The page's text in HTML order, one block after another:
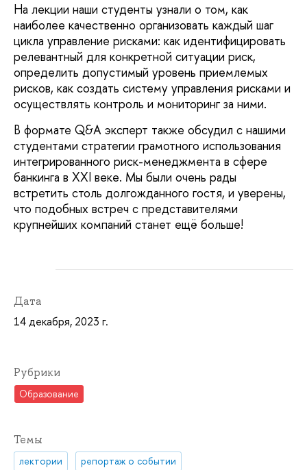
На лекции наши студенты узнали о том, как
наиболее качественно организовать каждый шаг
цикла управление рисками: как идентифицировать
релевантный для конкретной ситуации риск,
определить допустимый уровень приемлемых
рисков, как создать систему управления рисками и
осуществлять контроль и мониторинг за ними.
В формате Q&A эксперт также обсудил с нашими
студентами стратегии грамотного использования
интегрированного риск-менеджмента в сфере
банкинга в XXI веке. Мы были очень рады
встретить столь долгожданного гостя, и уверены,
что подобных встреч с представителями
крупнейших компаний станет ещё больше!
Дата
14 декабря, 2023 г.
Рубрики
Образование
Темы
лектории репортаж о событии